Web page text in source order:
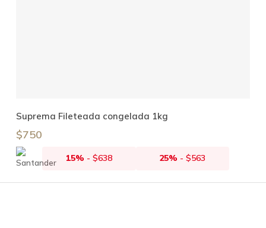
Añadir Al Carrito
Suprema Fileteada congelada 1kg
$750
15% - $638 25% -$563